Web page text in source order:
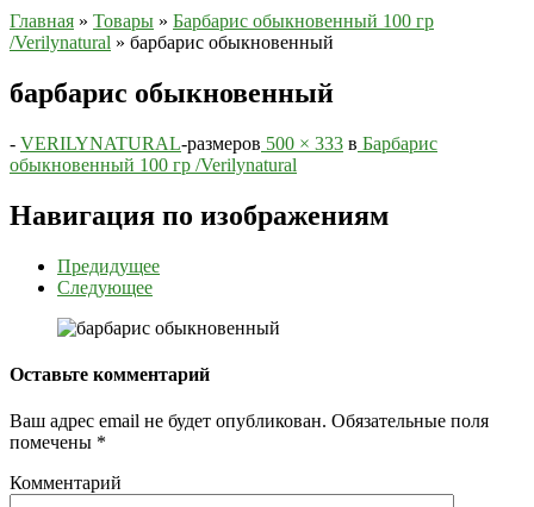
Главная » Товары » Барбарис обыкновенный 100 гр
/Verilynatural » барбарис обыкновенный
барбарис обыкновенный
- VERILYNATURAL-размеров 500 × 333 в Барбарис
обыкновенный 100 гр /Verilynatural
Навигация по изображениям
Предидущее
Следующее
Оставьте комментарий
Ваш адрес email не будет опубликован. Обязательные поля
помечены *
Комментарий